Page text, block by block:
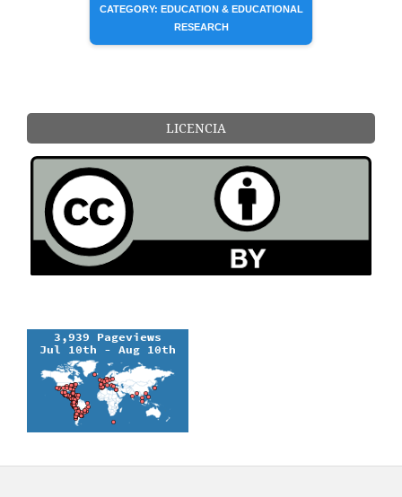
CATEGORY: EDUCATION & EDUCATIONAL
RESEARCH
LICENCIA